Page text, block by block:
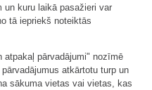
un kuru laikā pasažieri var
tā iepriekš noteiktās
atpakaļ pārvadājumi" nozīmē
atkārtotu turp un
sākuma vietas vai vietas, kas